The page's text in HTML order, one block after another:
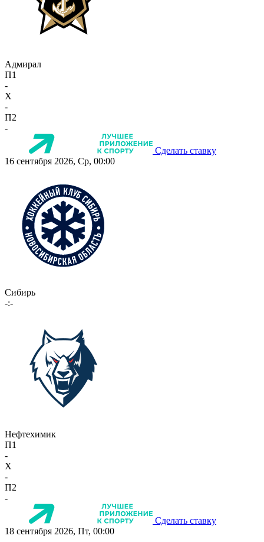
Адмирал
П1
-
X
-
П2
-
Сделать ставку
16 сентября 2026, Ср, 00:00
Сибирь
-:-
Нефтехимик
П1
-
X
-
П2
-
Сделать ставку
18 сентября 2026, Пт, 00:00